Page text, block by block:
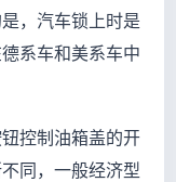
，汽车锁上时是
系车和美系车中
控制油箱盖的开
同，一般经济型